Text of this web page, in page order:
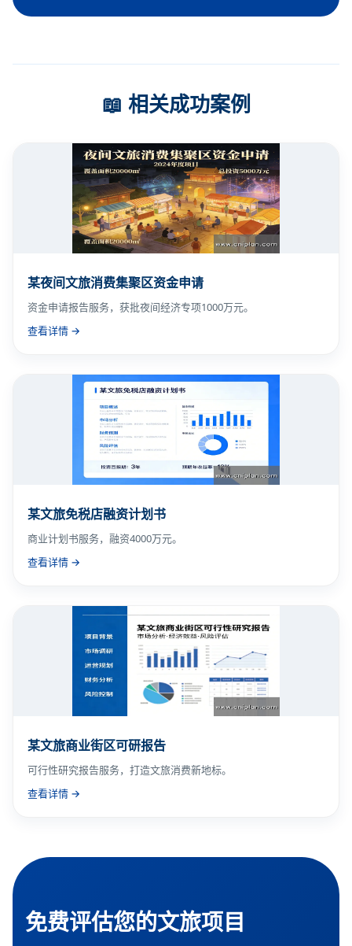
📖 相关成功案例
某夜间文旅消费集聚区资金申请
资金申请报告服务，获批夜间经济专项1000万元。
查看详情 →
某文旅免税店融资计划书
商业计划书服务，融资4000万元。
查看详情 →
某文旅商业街区可研报告
可行性研究报告服务，打造文旅消费新地标。
查看详情 →
免费评估您的文旅项目